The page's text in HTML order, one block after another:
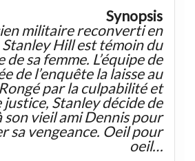
Synopsis
militaire reconverti en
Hill est témoin du
sa femme. L’équipe de
de l’enquête la laisse au
par la culpabilité et
justice, Stanley décide de
son vieil ami Dennis pour
sa vengeance. Oeil pour
oeil…